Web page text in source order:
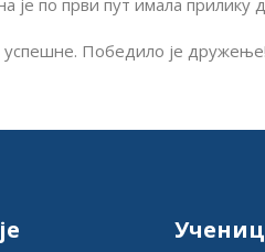
по први пут имала прилику
успешне. Победило је дружење!